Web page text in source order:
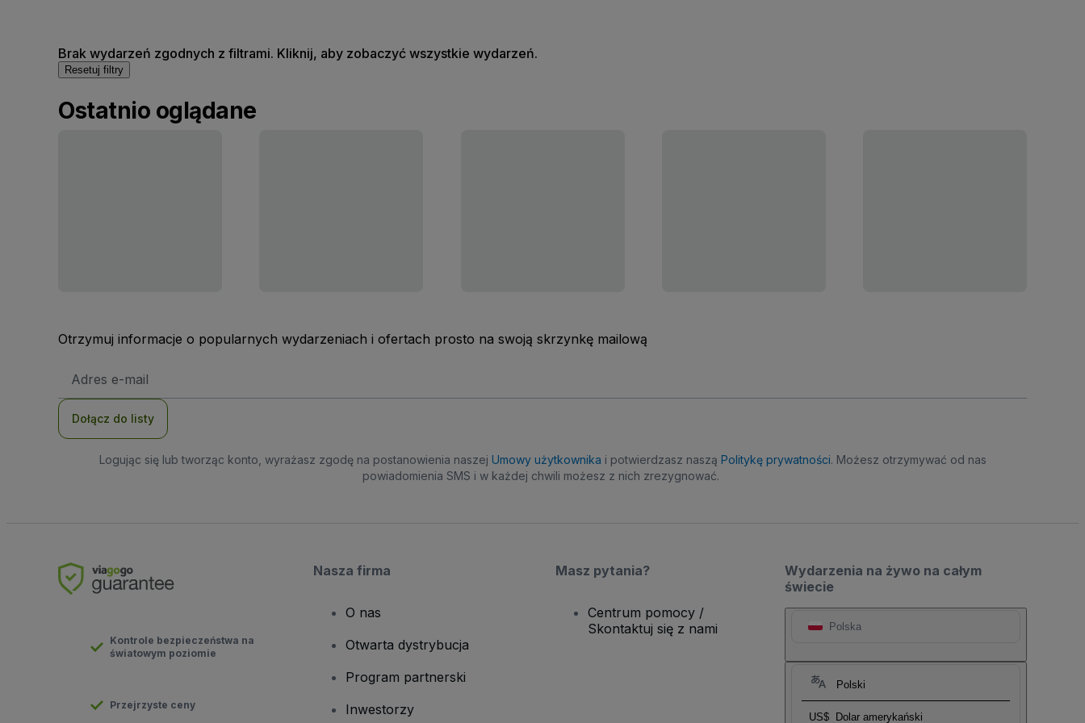
Brak wydarzeń zgodnych z filtrami. Kliknij, aby zobaczyć wszystkie wydarzeń.
Resetuj filtry
Ostatnio oglądane
Otrzymuj informacje o popularnych wydarzeniach i ofertach prosto na swoją skrzynkę mailową
e-
Dołącz do listy
Logując się lub tworząc konto, wyrażasz zgodę na postanowienia naszej Umowy użytkownika i potwierdzasz naszą Politykę prywatności. Możesz otrzymywać od nas
powiadomienia SMS i w każdej chwili możesz z nich zrezygnować.
Wydarzenia na żywo na całym
świecie
Polska
Polski
US$ Dolar amerykański
Kontrole bezpieczeństwa na
światowym poziomie
Przejrzyste ceny
Nasza firma
O nas
Otwarta dystrybucja
Program partnerski
Inwestorzy
Masz pytania?
Centrum pomocy /
Skontaktuj się z nami